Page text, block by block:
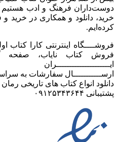
خرید، دانلود و همکاری در خرید
کرده‌ایم.
فروشــــگاه اینترنتی کارا کتاب
فروش کتاب نایاب، صفحه
ایـــــــــــــــــــــران
ارســـــــــــال سفارشات به
دانلود انواع کتاب های تاریخی
پشتیبانی ۰۹۱۲۵۳۴۳۶۴۴